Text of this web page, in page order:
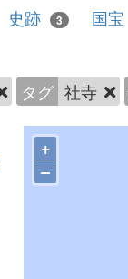
史跡 3 国宝
タグ 社寺
+
–